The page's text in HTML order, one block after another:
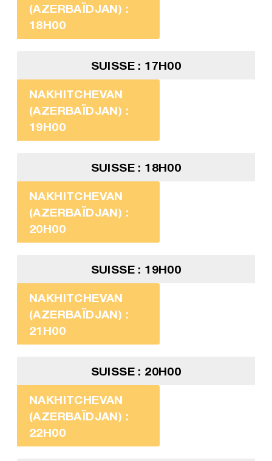
(AZERBAÏDJAN) :
18H00
SUISSE : 17H00
NAKHITCHEVAN
(AZERBAÏDJAN) :
19H00
SUISSE : 18H00
NAKHITCHEVAN
(AZERBAÏDJAN) :
20H00
SUISSE : 19H00
NAKHITCHEVAN
(AZERBAÏDJAN) :
21H00
SUISSE : 20H00
NAKHITCHEVAN
(AZERBAÏDJAN) :
22H00